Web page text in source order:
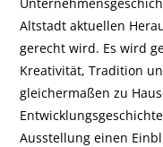
Altstadt aktuellen
gerecht wird. Es wird
Kreativität, Tradition
gleichermaßen zu
Ausstellung einen